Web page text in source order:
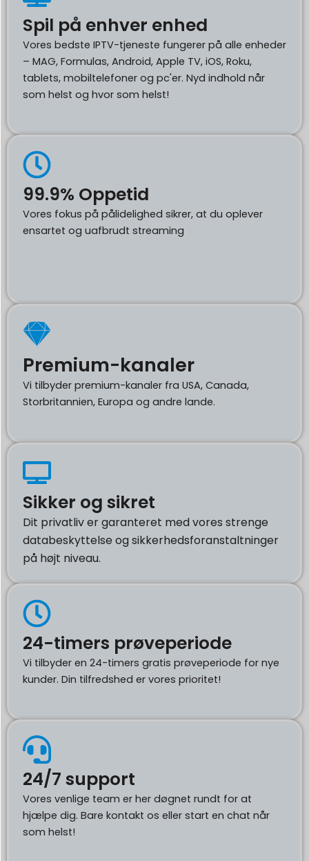
Spil på enhver enhed
Vores bedste IPTV-tjeneste fungerer på alle enheder
– MAG, Formulas, Android, Apple TV, iOS, Roku,
tablets, mobiltelefoner og pc'er. Nyd indhold når
som helst og hvor som helst!
99.9% Oppetid
Vores fokus på pålidelighed sikrer, at du oplever
ensartet og uafbrudt streaming
Premium-kanaler
Vi tilbyder premium-kanaler fra USA, Canada,
Storbritannien, Europa og andre lande.
Sikker og sikret
Dit privatliv er garanteret med vores strenge
databeskyttelse og sikkerhedsforanstaltninger
på højt niveau.
24-timers prøveperiode
Vi tilbyder en 24-timers gratis prøveperiode for nye
kunder. Din tilfredshed er vores prioritet!
24/7 support
Vores venlige team er her døgnet rundt for at
hjælpe dig. Bare kontakt os eller start en chat når
som helst!